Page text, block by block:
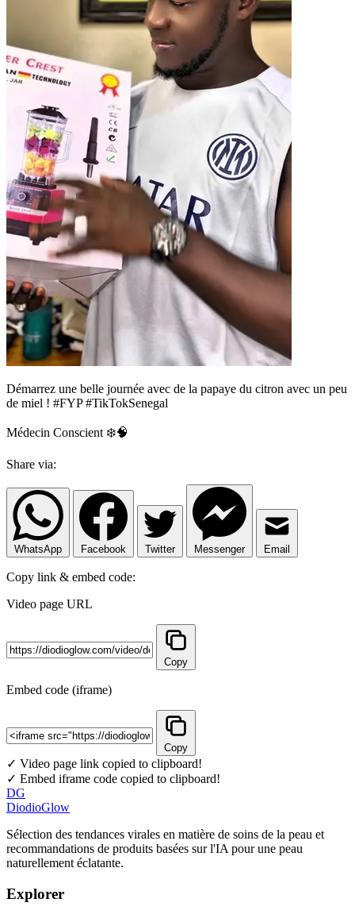
Démarrez une belle journée avec de la papaye du citron avec un peu
de miel ! #FYP #TikTokSenegal
Médecin Conscient ❄️🧠
Share via:
WhatsApp Facebook Twitter Messenger Email
Copy link & embed code:
Video page URL
Copy
Embed code (iframe)
Copy
✓ Video page link copied to clipboard!
✓ Embed iframe code copied to clipboard!
DG
DiodioGlow
Sélection des tendances virales en matière de soins de la peau et
recommandations de produits basées sur l'IA pour une peau
naturellement éclatante.
Explorer